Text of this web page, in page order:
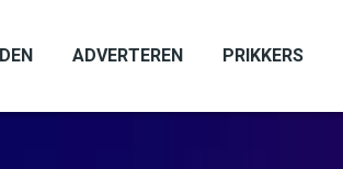
ADVERTEREN PRIKKERS